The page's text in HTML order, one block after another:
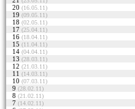
20 (16.05.11)
19 (09.05.11)
18 (02.05.11)
17 (25.04.11)
16 (18.04.11)
15 (11.04.11)
14 (04.04.11)
13 (28.03.11)
12 (21.03.11)
11 (14.03.11)
10 (07.03.11)
9 (28.02.11)
8 (21.02.11)
7 (14.02.11)